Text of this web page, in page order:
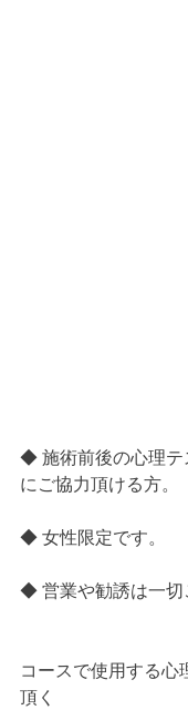
◆ 施術前後の心理テ
にご協力頂ける方。
◆ 女性限定です。
◆ 営業や勧誘は一切
コースで使用する心
頂く